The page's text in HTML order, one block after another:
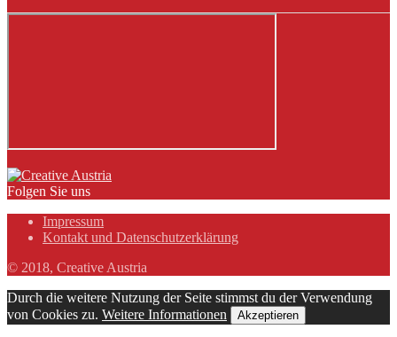
Folgen Sie uns
Impressum
Kontakt und Datenschutzerklärung
© 2018, Creative Austria
Durch die weitere Nutzung der Seite stimmst du der Verwendung
von Cookies zu. Weitere Informationen Akzeptieren